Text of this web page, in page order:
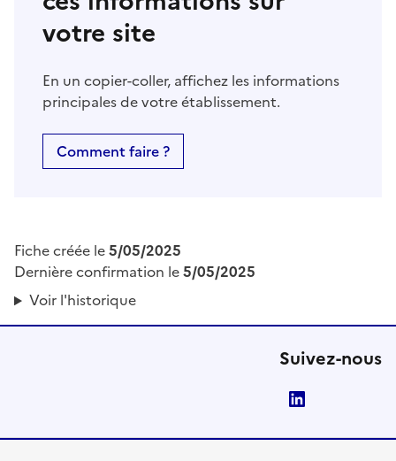
votre site
En un copier-coller, affichez les informations
principales de votre établissement.
Comment faire ?
Fiche créée le5/05/2025
Dernière confirmation le5/05/2025
Voir l'historique
Suivez-nous